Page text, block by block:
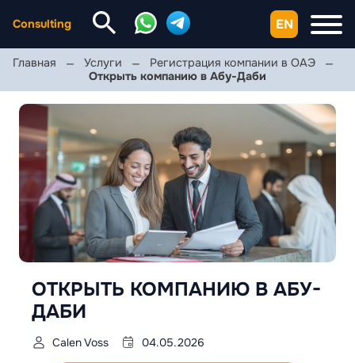
Consulting EN
Главная Услуги
Регистрация компании в ОАЭ
Открыть компанию в Абу-Даби
ОТКРЫТЬ КОМПАНИЮ В АБУ-
ДАБИ
Calen Voss 04.05.2026